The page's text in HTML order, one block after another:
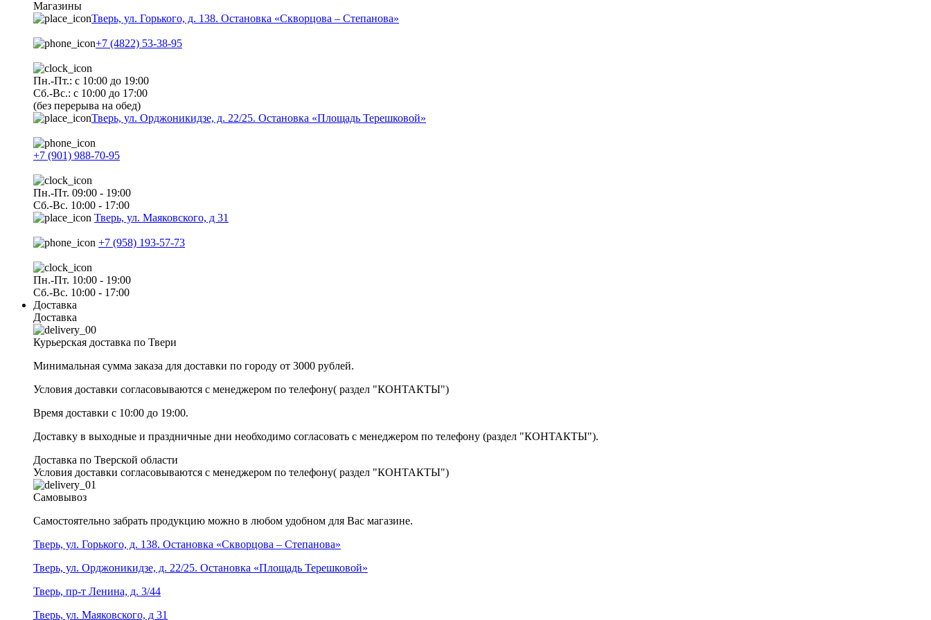
Магазины
Тверь, ул. Горького, д. 138. Остановка «Скворцова – Степанова»
+7 (4822) 53-38-95
Пн.-Пт.: с 10:00 до 19:00
Сб.-Вс.: с 10:00 до 17:00
(без перерыва на обед)
Тверь, ул. Орджоникидзе, д. 22/25. Остановка «Площадь Терешковой»
+7 (901) 988-70-95
Пн.-Пт. 09:00 - 19:00
Сб.-Вс. 10:00 - 17:00
Тверь, ул. Маяковского, д 31
+7 (958) 193-57-73
Пн.-Пт. 10:00 - 19:00
Сб.-Вс. 10:00 - 17:00
Доставка
Доставка
Курьерская доставка по Твери
Минимальная сумма заказа для доставки по городу от 3000 рублей.
Условия доставки согласовываются с менеджером по телефону( раздел "КОНТАКТЫ")
Время доставки с 10:00 до 19:00.
Доставку в выходные и праздничные дни необходимо согласовать с менеджером по телефону (раздел "КОНТАКТЫ").
Доставка по Тверской области
Условия доставки согласовываются с менеджером по телефону( раздел "КОНТАКТЫ")
Самовывоз
Самостоятельно забрать продукцию можно в любом удобном для Вас магазине.
Тверь, ул. Горького, д. 138. Остановка «Скворцова – Степанова»
Тверь, ул. Орджоникидзе, д. 22/25. Остановка «Площадь Терешковой»
Тверь, пр-т Ленина, д. 3/44
Тверь, ул. Маяковского, д 31